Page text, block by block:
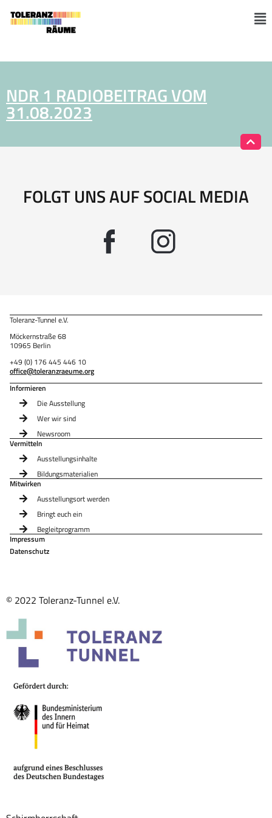
Inhalt
springen
NDR 1 RADIOBEITRAG VOM
31.08.2023
FOLGT UNS AUF SOCIAL MEDIA
Toleranz-Tunnel e.V.
Möckernstraße 68
10965 Berlin
+49 (0) 176 445 446 10
office@toleranzraeume.org
Informieren
Die Ausstellung
Wer wir sind
Newsroom
Vermitteln
Ausstellungsinhalte
Bildungsmaterialien
Mitwirken
Ausstellungsort werden
Bringt euch ein
Begleitprogramm
Impressum
Datenschutz
© 2022 Toleranz-Tunnel e.V.